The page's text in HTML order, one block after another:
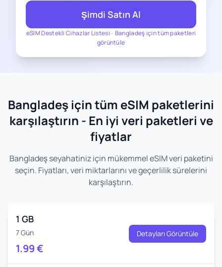
eSIM Destekli Cihazlar Listesi - Bangladeş için tüm paketleri
görüntüle
Şimdi Satın Al
Bangladeş için tüm eSIM paketlerini
karşılaştırın - En iyi veri paketleri ve
fiyatlar
Bangladeş seyahatiniz için mükemmel eSIM veri paketini
seçin. Fiyatları, veri miktarlarını ve geçerlilik sürelerini
karşılaştırın.
1 GB
7 Gün
1.99€
Detayları Görüntüle